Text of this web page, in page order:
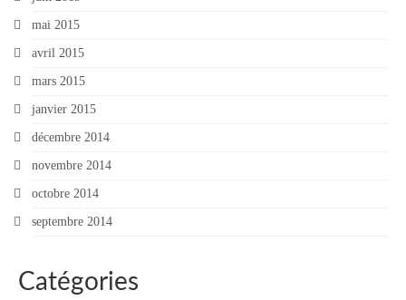
mai 2015
avril 2015
mars 2015
janvier 2015
décembre 2014
novembre 2014
octobre 2014
septembre 2014
Catégories